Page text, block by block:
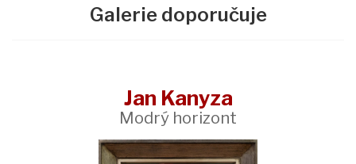
Galerie doporučuje
Jan Kanyza
Modrý horizont